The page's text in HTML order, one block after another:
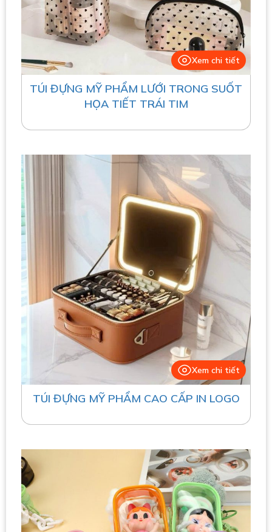
Xem chi tiết
TÚI ĐỰNG MỸ PHẨM LƯỚI TRONG SUỐT
HỌA TIẾT TRÁI TIM
Xem chi tiết
TÚI ĐỰNG MỸ PHẨM CAO CẤP IN LOGO